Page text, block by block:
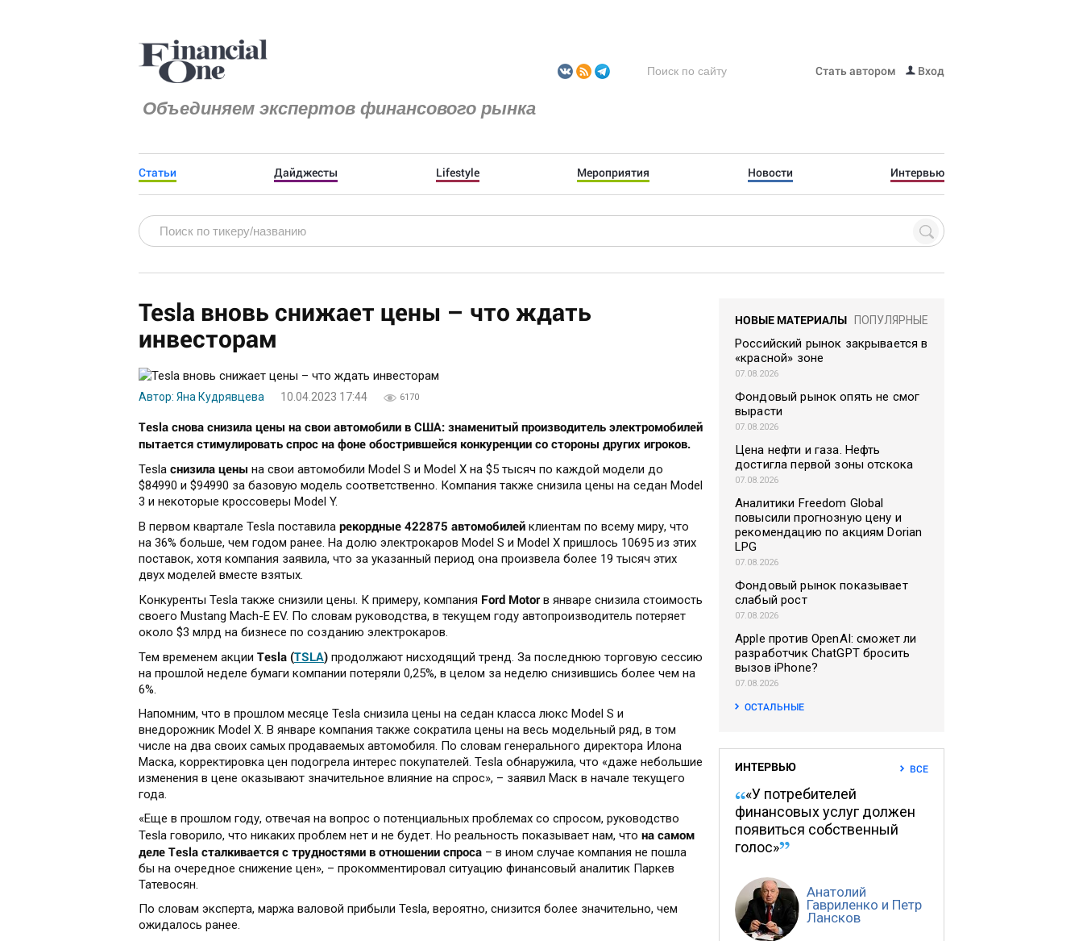
Объединяем экспертов финансового рынка
Стать автором Вход
Статьи Дайджесты Lifestyle Мероприятия Новости Интервью
Tesla вновь снижает цены – что ждать
инвесторам
Автор: Яна Кудрявцева 10.04.2023 17:44 6170
Tesla снова снизила цены на свои автомобили в США: знаменитый производитель электромобилей
пытается стимулировать спрос на фоне обострившейся конкуренции со стороны других игроков.
Tesla снизила цены на свои автомобили Model S и Model X на $5 тысяч по каждой модели до
$84990 и $94990 за базовую модель соответственно. Компания также снизила цены на седан Model
3 и некоторые кроссоверы Model Y.
В первом квартале Tesla поставила рекордные 422875 автомобилей клиентам по всему миру, что
на 36% больше, чем годом ранее. На долю электрокаров Model S и Model X пришлось 10695 из этих
поставок, хотя компания заявила, что за указанный период она произвела более 19 тысяч этих
двух моделей вместе взятых.
Конкуренты Tesla также снизили цены. К примеру, компания Ford Motorв январе снизила стоимость
своего Mustang Mach-E EV. По словам руководства, в текущем году автопроизводитель потеряет
около $3 млрд на бизнесе по созданию электрокаров.
Тем временем акции Tesla (TSLA) продолжают нисходящий тренд. За последнюю торговую сессию
на прошлой неделе бумаги компании потеряли 0,25%, в целом за неделю снизившись более чем на
6%.
Напомним, что в прошлом месяце Tesla снизила цены на седан класса люкс Model S и
внедорожник Model X. В январе компания также сократила цены на весь модельный ряд, в том
числе на два своих самых продаваемых автомобиля. По словам генерального директора Илона
Маска, корректировка цен подогрела интерес покупателей. Tesla обнаружила, что «даже небольшие
изменения в цене оказывают значительное влияние на спрос», – заявил Маск в начале текущего
года.
«Еще в прошлом году, отвечая на вопрос о потенциальных проблемах со спросом, руководство
Tesla говорило, что никаких проблем нет и не будет. Но реальность показывает нам, что на самом
деле Tesla сталкивается с трудностями в отношении спроса – в ином случае компания не пошла
бы на очередное снижение цен», – прокомментировал ситуацию финансовый аналитик Паркев
Татевосян.
По словам эксперта, маржа валовой прибыли Tesla, вероятно, снизится более значительно, чем
ожидалось ранее.
НОВЫЕ МАТЕРИАЛЫ ПОПУЛЯРНЫЕ
Российский рынок закрывается в
«красной» зоне
07.08.2026
Фондовый рынок опять не смог
вырасти
07.08.2026
Цена нефти и газа. Нефть
достигла первой зоны отскока
07.08.2026
Аналитики Freedom Global
повысили прогнозную цену и
рекомендацию по акциям Dorian
LPG
07.08.2026
Фондовый рынок показывает
слабый рост
07.08.2026
Apple против OpenAI: сможет ли
разработчик ChatGPT бросить
вызов iPhone?
07.08.2026
ОСТАЛЬНЫЕ
ИНТЕРВЬЮ ВСЕ
«У потребителей
финансовых услуг должен
появиться собственный
голос»
Анатолий
Гавриленко и Петр
Лансков